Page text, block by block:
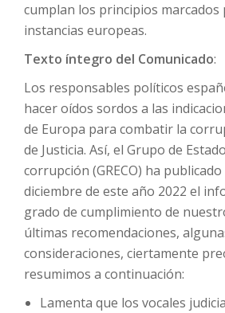
cumplan los principios marcados
instancias europeas.
Texto íntegro del Comunicado:
Los responsables políticos
hacer oídos sordos a las
de Europa para combatir la
de Justicia. Así, el Grupo de
corrupción (GRECO) ha publicado
diciembre de este año 2022 el
grado de cumplimiento de
últimas recomendaciones,
consideraciones, ciertamente
resumimos a continuación:
Lamenta que los vocales